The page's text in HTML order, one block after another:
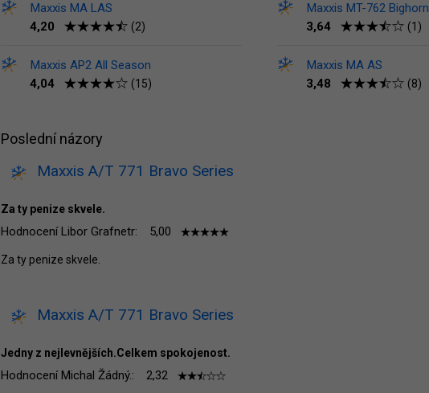
Maxxis MA LAS
4,20
(2)
Maxxis AP2 All Season
4,04
(15)
Maxxis MT-762 Bighorn
3,64
(1)
Maxxis MA AS
3,48
(8)
Poslední názory
Maxxis A/T 771 Bravo Series
Za ty penize skvele.
Hodnocení Libor Grafnetr: 5,00
Za ty penize skvele.
Maxxis A/T 771 Bravo Series
Jedny z nejlevnějších.Celkem spokojenost.
Hodnocení Michal Žádný.: 2,32